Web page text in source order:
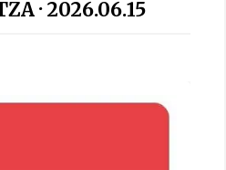
elkarrizketa
· 2026.06.15